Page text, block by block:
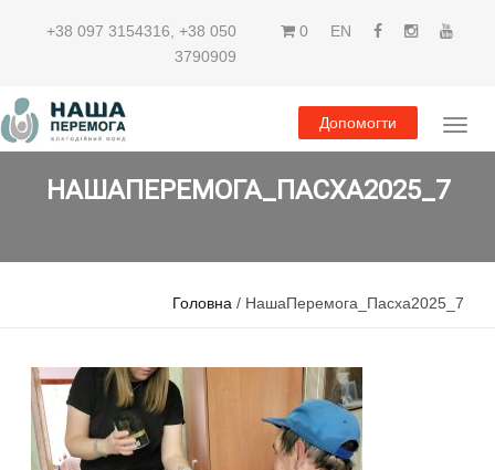
+38 097 3154316 +38 050
3790909
0 EN
Допомогти
НАШАПЕРЕМОГА_ПАСХА2025_7
Головна / НашаПеремога_Пасха2025_7